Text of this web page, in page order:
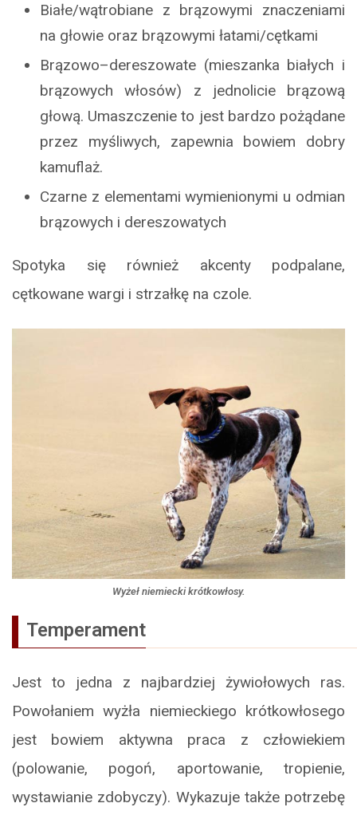
Białe/wątrobiane z brązowymi znaczeniami
na głowie oraz brązowymi łatami/cętkami
Brązowo–dereszowate (mieszanka białych i
brązowych włosów) z jednolicie brązową
głową. Umaszczenie to jest bardzo pożądane
przez myśliwych, zapewnia bowiem dobry
kamuflaż.
Czarne z elementami wymienionymi u odmian
brązowych i dereszowatych
Spotyka się również akcenty podpalane,
cętkowane wargi i strzałkę na czole.
Wyżeł niemiecki krótkowłosy.
Temperament
Jest to jedna z najbardziej żywiołowych ras.
Powołaniem wyżła niemieckiego krótkowłosego
jest bowiem aktywna praca z człowiekiem
(polowanie, pogoń, aportowanie, tropienie,
wystawianie zdobyczy). Wykazuje także potrzebę